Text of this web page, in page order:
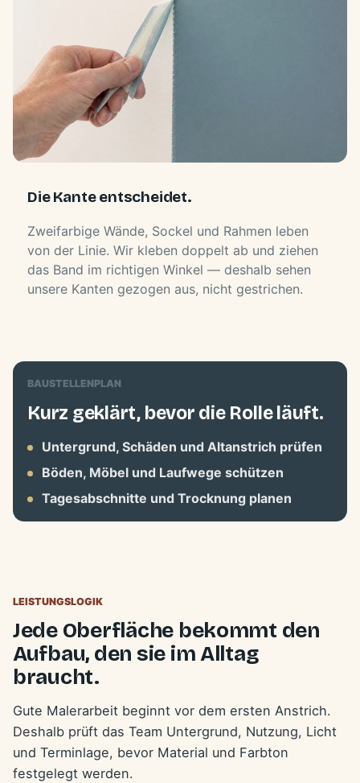
Die Kante entscheidet.
Zweifarbige Wände, Sockel und Rahmen leben
von der Linie. Wir kleben doppelt ab und ziehen
das Band im richtigen Winkel — deshalb sehen
unsere Kanten gezogen aus, nicht gestrichen.
BAUSTELLENPLAN
Kurz geklärt, bevor die Rolle läuft.
Untergrund, Schäden und Altanstrich prüfen
Böden, Möbel und Laufwege schützen
Tagesabschnitte und Trocknung planen
LEISTUNGSLOGIK
Jede Oberfläche bekommt den
Aufbau, den sie im Alltag
braucht.
Gute Malerarbeit beginnt vor dem ersten Anstrich.
Deshalb prüft das Team Untergrund, Nutzung, Licht
und Terminlage, bevor Material und Farbton
festgelegt werden.